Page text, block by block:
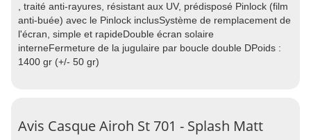
, traité anti-rayures, résistant aux UV, prédisposé Pinlock (film
anti-buée) avec le Pinlock inclusSystème de remplacement de
l'écran, simple et rapideDouble écran solaire
interneFermeture de la jugulaire par boucle double DPoids :
1400 gr (+/- 50 gr)
Avis Casque Airoh St 701 - Splash Matt